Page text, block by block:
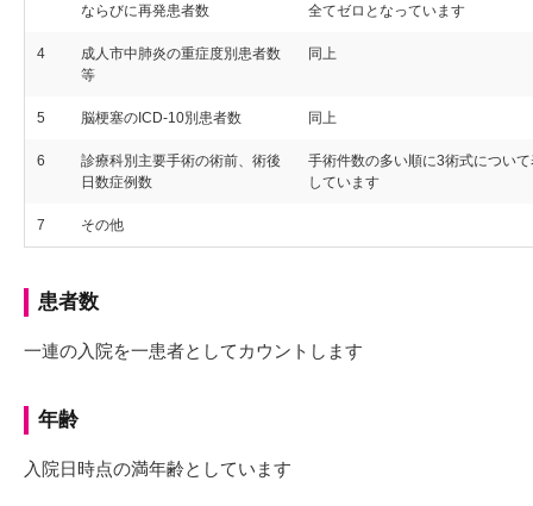
ならびに再発患者数
全てゼロとなっています
4
成人市中肺炎の重症度別患者数
等
同上
5 脳梗塞のICD-10別患者数 同上
6
診療科別主要手術の術前、術後
日数症例数
手術件数の多い順に3術式につい
しています
7 その他
患者数
一連の入院を一患者としてカウントします
年齢
入院日時点の満年齢としています